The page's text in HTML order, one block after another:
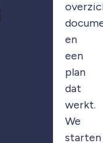
en
een
plan
dat
werkt.
We
starten